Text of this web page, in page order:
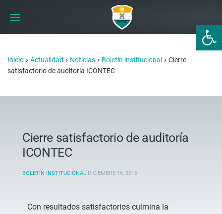
Abrir
Inicio › Actualidad › Noticias › Boletín institucional › Cierre
satisfactorio de auditoría ICONTEC
Cierre satisfactorio de auditoría
ICONTEC
BOLETÍN INSTITUCIONAL DICIEMBRE 16, 2016.
Con resultados satisfactorios culmina la